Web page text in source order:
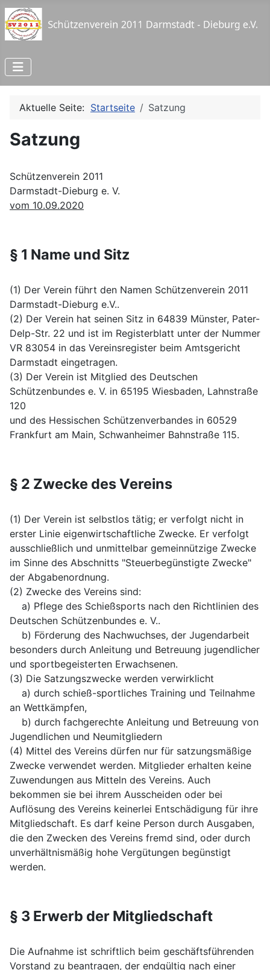
Aktuelle Seite: Startseite Satzung
Satzung
Schützenverein 2011
Darmstadt-Dieburg e. V.
vom 10.09.2020
§ 1 Name und Sitz
(1) Der Verein führt den Namen Schützenverein 2011
Darmstadt-Dieburg e.V..
(2) Der Verein hat seinen Sitz in 64839 Münster, Pater-
Delp-Str. 22 und ist im Registerblatt unter der Nummer
VR 83054 in das Vereinsregister beim Amtsgericht
Darmstadt eingetragen.
(3) Der Verein ist Mitglied des Deutschen
Schützenbundes e. V. in 65195 Wiesbaden, Lahnstraße
120
und des Hessischen Schützenverbandes in 60529
Frankfurt am Main, Schwanheimer Bahnstraße 115.
§ 2 Zwecke des Vereins
(1) Der Verein ist selbstlos tätig; er verfolgt nicht in
erster Linie eigenwirtschaftliche Zwecke. Er verfolgt
ausschließlich und unmittelbar gemeinnützige Zwecke
im Sinne des Abschnitts "Steuerbegünstigte Zwecke"
der Abgabenordnung.
(2) Zwecke des Vereins sind:
a) Pflege des Schießsports nach den Richtlinien des
Deutschen Schützenbundes e. V..
b) Förderung des Nachwuchses, der Jugendarbeit
besonders durch Anleitung und Betreuung jugendlicher
und sportbegeisterten Erwachsenen.
(3) Die Satzungszwecke werden verwirklicht
a) durch schieß-sportliches Training und Teilnahme
an Wettkämpfen,
b) durch fachgerechte Anleitung und Betreuung von
Jugendlichen und Neumitgliedern
(4) Mittel des Vereins dürfen nur für satzungsmäßige
Zwecke verwendet werden. Mitglieder erhalten keine
Zuwendungen aus Mitteln des Vereins. Auch
bekommen sie bei ihrem Ausscheiden oder bei
Auflösung des Vereins keinerlei Entschädigung für ihre
Mitgliedschaft. Es darf keine Person durch Ausgaben,
die den Zwecken des Vereins fremd sind, oder durch
unverhältnismäßig hohe Vergütungen begünstigt
werden.
§ 3 Erwerb der Mitgliedschaft
Die Aufnahme ist schriftlich beim geschäftsführenden
Vorstand zu beantragen, der endgültig nach einer